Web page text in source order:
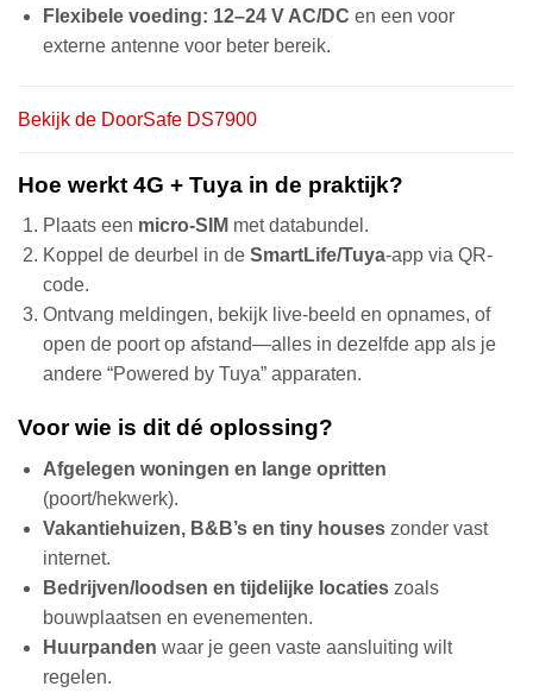
Flexibele voeding: 12–24 V AC/DC en een voor
externe antenne voor beter bereik.
Bekijk de DoorSafe DS7900
Hoe werkt 4G + Tuya in de praktijk?
Plaats een micro-SIM met databundel.
Koppel de deurbel in de SmartLife/Tuya-app via QR-
code.
Ontvang meldingen, bekijk live-beeld en opnames, of
open de poort op afstand—alles in dezelfde app als je
andere “Powered by Tuya” apparaten.
Voor wie is dit dé oplossing?
Afgelegen woningen en lange opritten
(poort/hekwerk).
Vakantiehuizen, B&B’s en tiny houseszonder vast
internet.
Bedrijven/loodsen en tijdelijke locatieszoals
bouwplaatsen en evenementen.
Huurpanden waar je geen vaste aansluiting wilt
regelen.